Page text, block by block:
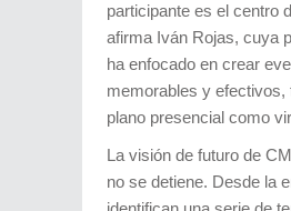
participante es el centro
afirma Iván Rojas, cuya
ha enfocado en crear
memorables y efectivos,
plano presencial como
La visión de futuro de
no se detiene. Desde la